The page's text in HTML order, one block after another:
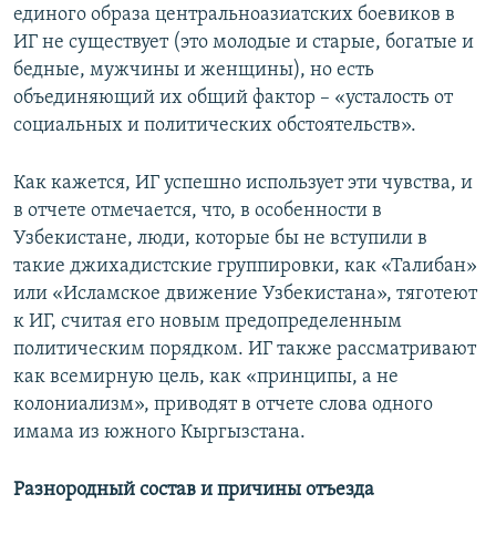
единого образа центральноазиатских боевиков в
ИГ не существует (это молодые и старые, богатые и
бедные, мужчины и женщины), но есть
объединяющий их общий фактор – «усталость от
социальных и политических обстоятельств».
Как кажется, ИГ успешно использует эти чувства, и
в отчете отмечается, что, в особенности в
Узбекистане, люди, которые бы не вступили в
такие джихадистские группировки, как «Талибан»
или «Исламское движение Узбекистана», тяготеют
к ИГ, считая его новым предопределенным
политическим порядком. ИГ также рассматривают
как всемирную цель, как «принципы, а не
колониализм», приводят в отчете слова одного
имама из южного Кыргызстана.
Разнородный состав и причины отъезда